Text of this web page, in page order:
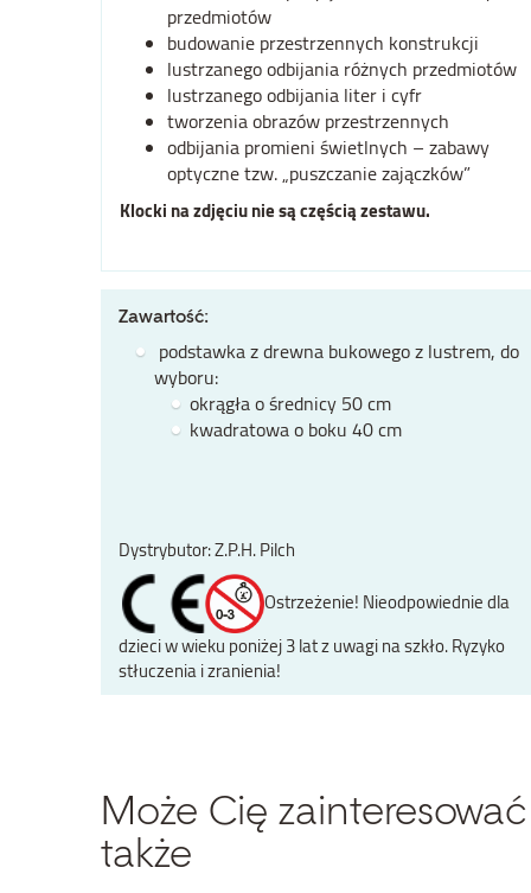
przedmiotów
budowanie przestrzennych konstrukcji
lustrzanego odbijania różnych przedmiotów
lustrzanego odbijania liter i cyfr
tworzenia obrazów przestrzennych
odbijania promieni świetlnych – zabawy
optyczne tzw. „puszczanie zajączków”
Klocki na zdjęciu nie są częścią zestawu.
Zawartość:
podstawka z drewna bukowego z lustrem, do
wyboru:
okrągła o średnicy 50 cm
kwadratowa o boku 40 cm
Dystrybutor: Z.P.H. Pilch
Ostrzeżenie! Nieodpowiednie dla
dzieci w wieku poniżej 3 lat z uwagi na szkło. Ryzyko
stłuczenia i zranienia!
Może Cię zainteresować
także